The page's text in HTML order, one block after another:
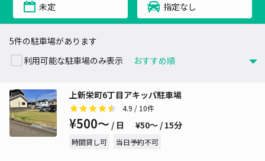
未定 指定なし
5件の駐車場があります
利用可能な駐車場のみ表示
上新栄町6丁目アキッパ駐車場
4.9 / 10件
¥500〜 / 日 ¥50〜 / 15分
時間貸し可 当日予約不可